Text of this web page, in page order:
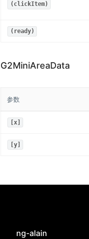
(clickItem)
(ready)
G2MiniAreaData
参数
[x]
[y]
ng-alain